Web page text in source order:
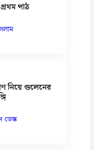
পাঠ
নিয়ে গুলেনের
ডেস্ক